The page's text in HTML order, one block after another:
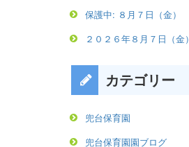
保護中: ８月７日（金）
２０２６年８月７日（金）
カテゴリー
兜台保育園
兜台保育園園ブログ